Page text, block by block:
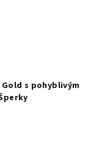
s pohyblivým